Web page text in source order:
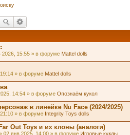
2026, 15:55 » в форуме Mattel dolls
» в форуме Mattel dolls
14:54 » в форуме Опознаём кукол
в линейке Nu Face (2024/2025)
» в форуме Integrity Toys dolls
Out Toys и их клоны (аналоги)
02 янв 2025, 14:00 » в форуме Игровые куклы